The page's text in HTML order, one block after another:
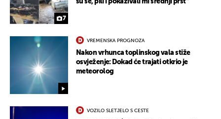
7
su se, pili i pokazivali mi srednji prst"
VREMENSKA PROGNOZA
Nakon vrhunca toplinskog vala stiže
osvježenje: Dokad će trajati otkrio je
meteorolog
VOZILO SLETJELO S CESTE